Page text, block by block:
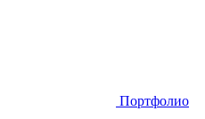
Портфолио